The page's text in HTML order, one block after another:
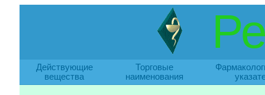
Действующие
вещества
Торговые
наименования